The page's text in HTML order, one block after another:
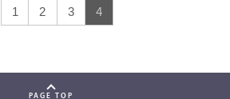
1 2 3 4
PAGE TOP